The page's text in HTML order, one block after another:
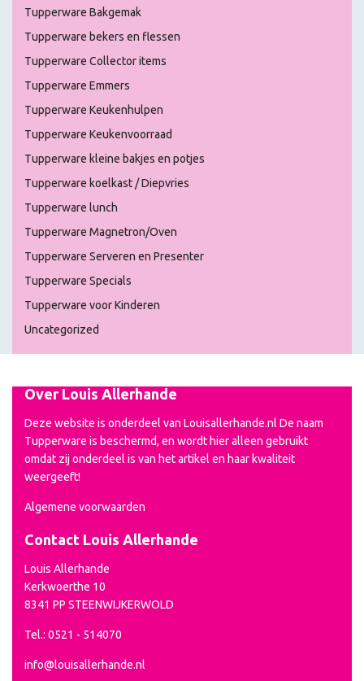
Tupperware Bakgemak
Tupperware bekers en flessen
Tupperware Collector items
Tupperware Emmers
Tupperware Keukenhulpen
Tupperware Keukenvoorraad
Tupperware kleine bakjes en potjes
Tupperware koelkast / Diepvries
Tupperware lunch
Tupperware Magnetron/Oven
Tupperware Serveren en Presenter
Tupperware Specials
Tupperware voor Kinderen
Uncategorized
Over Louis Allerhande
Deze website is onderdeel van Louisallerhande.nl De naam
Tupperware is beschermd, en wordt hier alleen gebruikt
omdat zij onderdeel is van het artikel en haar kwaliteit
weergeeft!
Algemene voorwaarden
Contact Louis Allerhande
Louis Allerhande
Kerkwoerthe 10
8341 PP STEENWIJKERWOLD
Tel.: 0521 - 514070
info@louisallerhande.nl